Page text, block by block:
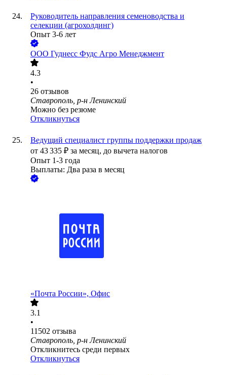
Руководитель направления семеноводства и
селекции (агрохолдинг)
Опыт 3-6 лет
ООО Гуднесс Фудс Агро Менеджмент
4.3
•
26 отзывов
Ставрополь, р-н Ленинский
Можно без резюме
Откликнуться
Ведущий специалист группы поддержки продаж
от 43 335 ₽ за месяц, до вычета налогов
Опыт 1-3 года
Выплаты: Два раза в месяц
«Почта России», Офис
3.1
•
11502 отзыва
Ставрополь, р-н Ленинский
Откликнитесь среди первых
Откликнуться